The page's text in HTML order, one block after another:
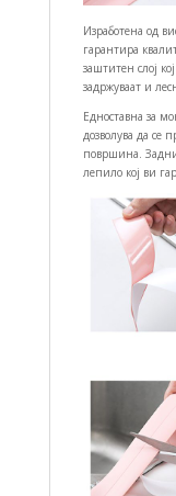
Изработена од
гарантира
заштитен слој
задржуваат и
Едноставна за
дозволува да се
површина.
лепило кој ви